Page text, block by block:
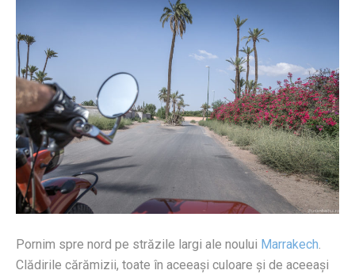
Pornim spre nord pe străzile largi ale noului Marrakech.
Clădirile cărămizii, toate în aceeași culoare și de aceeași